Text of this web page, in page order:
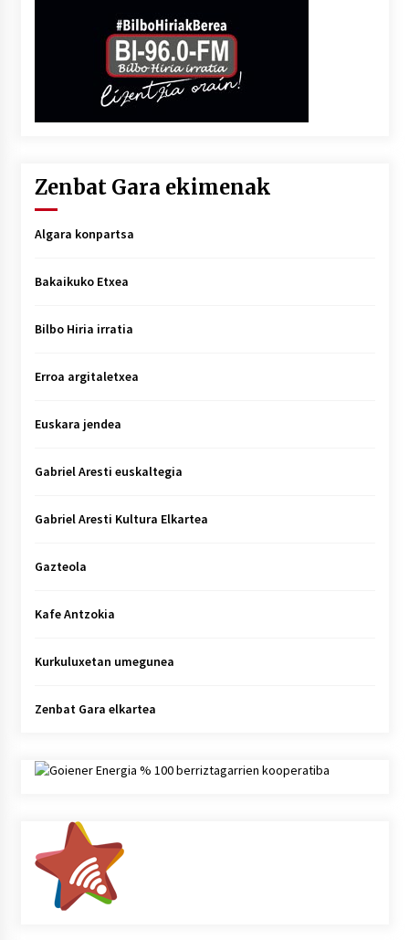
Zenbat Gara ekimenak
Algara konpartsa
Bakaikuko Etxea
Bilbo Hiria irratia
Erroa argitaletxea
Euskara jendea
Gabriel Aresti euskaltegia
Gabriel Aresti Kultura Elkartea
Gazteola
Kafe Antzokia
Kurkuluxetan umegunea
Zenbat Gara elkartea